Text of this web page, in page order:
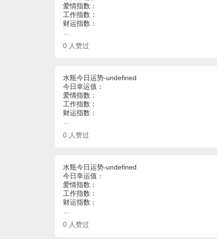
爱情指数：
工作指数：
财运指数：
0 人赞过
水瓶今日运势-undefined
今日幸运值：
爱情指数：
工作指数：
财运指数：
0 人赞过
水瓶今日运势-undefined
今日幸运值：
爱情指数：
工作指数：
财运指数：
0 人赞过